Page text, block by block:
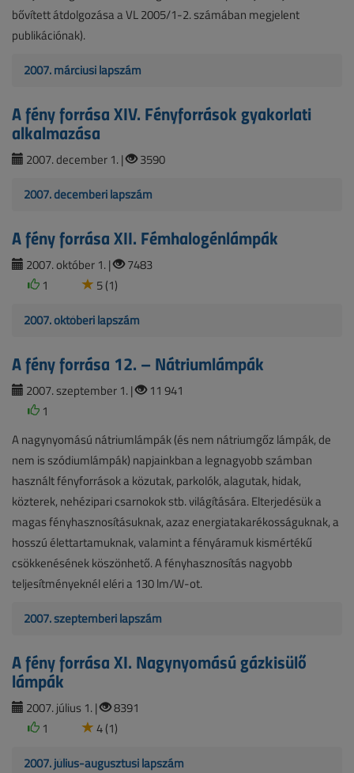
bővített átdolgozása a VL 2005/1-2. számában megjelent
publikációnak).
2007. márciusi lapszám
A fény forrása XIV. Fényforrások gyakorlati
alkalmazása
2007. december 1. | 3590
2007. decemberi lapszám
A fény forrása XII. Fémhalogénlámpák
2007. október 1. |
7483
1
5 (1)
2007. októberi lapszám
A fény forrása 12. – Nátriumlámpák
2007. szeptember 1. |
11 941
1
A nagynyomású nátriumlámpák (és nem nátriumgőz lámpák, de
nem is szódiumlámpák) napjainkban a legnagyobb számban
használt fényforrások a közutak, parkolók, alagutak, hidak,
közterek, nehézipari csarnokok stb. világítására. Elterjedésük a
magas fényhasznosításuknak, azaz energiatakarékosságuknak, a
hosszú élettartamuknak, valamint a fényáramuk kismértékű
csökkenésének köszönhető. A fényhasznosítás nagyobb
teljesítményeknél eléri a 130 lm/W-ot.
2007. szeptemberi lapszám
A fény forrása XI. Nagynyomású gázkisülő
lámpák
2007. július 1. |
8391
1
4 (1)
2007. július-augusztusi lapszám